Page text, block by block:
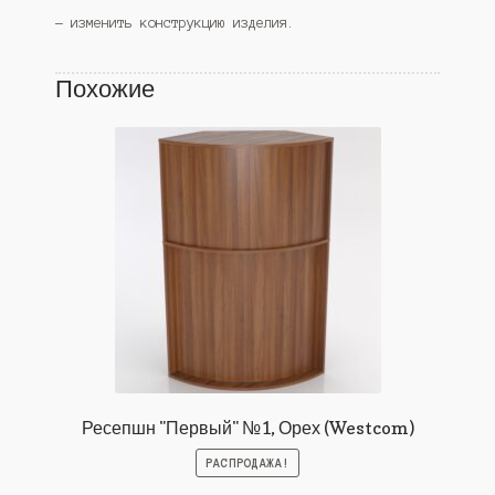
— изменить конструкцию изделия.
Похожие
Ресепшн "Первый" №1, Орех (Westcom)
РАСПРОДАЖА!